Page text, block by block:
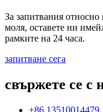
За запитвания
моля, оставете ни
рамките на 24 часа.
запитване сега
свържете се с
+86 13510014479